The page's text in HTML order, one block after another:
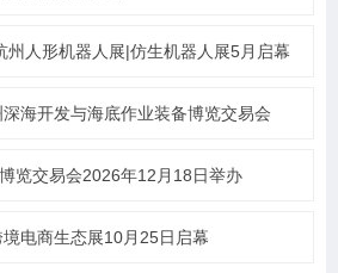
州人形机器人展|仿生机器人展5月启幕
海开发与海底作业装备博览交易会
览交易会2026年12月18日举办
电商生态展10月25日启幕